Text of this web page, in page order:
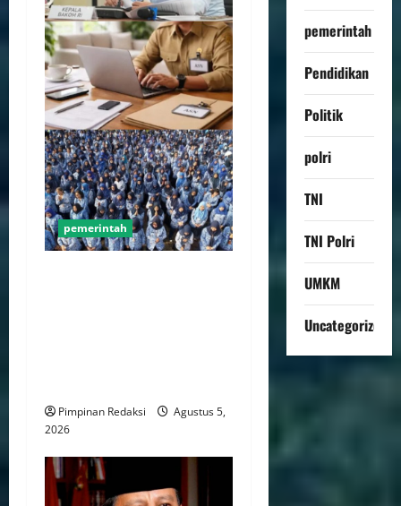
pemerintah
Pimpinan Redaksi
Agustus 5,
2026
pemerintah
Pendidikan
Politik
polri
TNI
TNI Polri
UMKM
Uncategorized